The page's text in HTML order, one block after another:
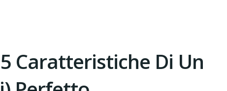
Caratteristiche Di Un